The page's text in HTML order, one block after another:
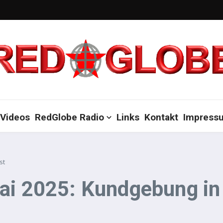
Videos RedGlobe Radio Links Kontakt
2025: Kundgebung